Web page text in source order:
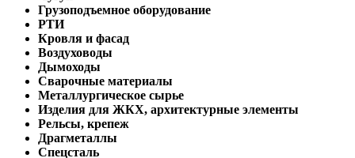
Грузоподъемное оборудование
РТИ
Кровля и фасад
Воздуховоды
Дымоходы
Сварочные материалы
Металлургическое сырье
Изделия для ЖКХ, архитектурные элементы
Рельсы, крепеж
Драгметаллы
Спецсталь